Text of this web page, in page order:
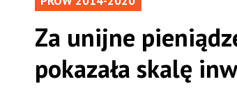
Za unijne
pokazała skalę